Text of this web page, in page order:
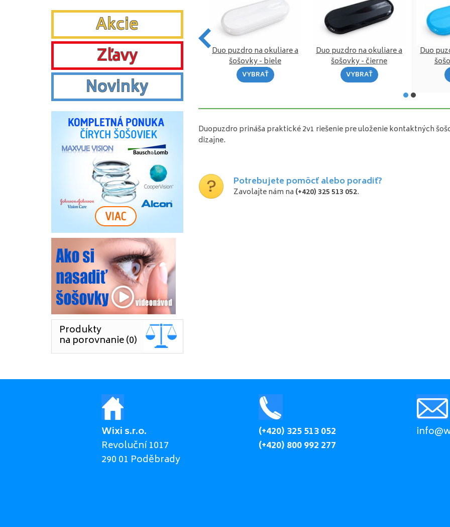
VYBRAŤ
Duo puzdro na okuliare a
šošovky - žlté
VYBRAŤ
Duo puzdro na okuliare a
šošovky - biele
VYBRAŤ
Duo puzdro na okuliare a
šošovky - čierne
VYBRAŤ
Duo
Duopuzdro prináša praktické 2v1 riešenie pre uloženie kontaktných
dizajne.
Potrebujete pomôcť alebo poradiť?
Zavolajte nám na (+420) 325 513 052.
Akcie
Zľavy
Novinky
Produkty
na porovnanie (0)
Wixi s.r.o.
Revoluční 1017
290 01 Poděbrady
(+420) 325 513 052
(+420) 800 992 277